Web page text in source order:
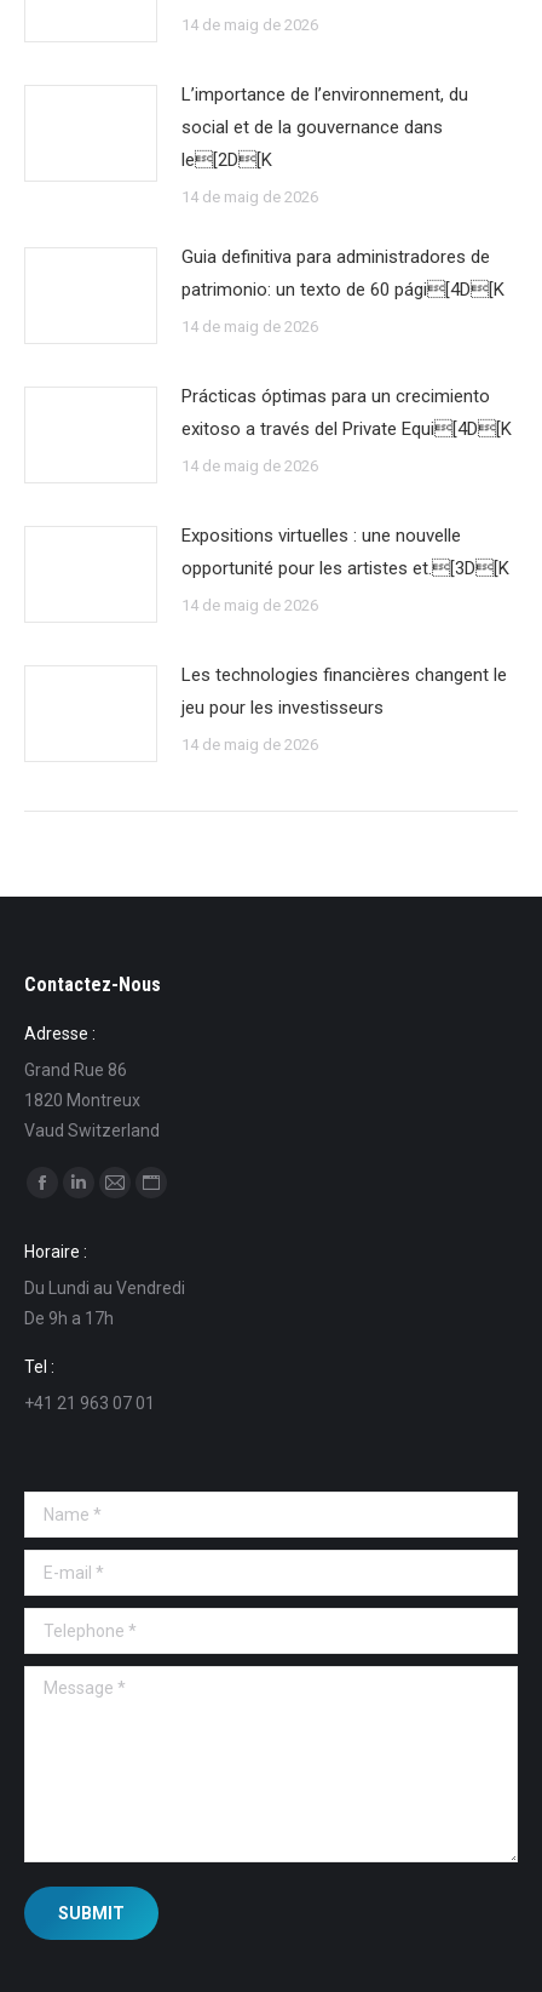
14 de maig de 2026
L’importance de l’environnement, du
social et de la gouvernance dans
le[2D[K
14 de maig de 2026
Guia definitiva para administradores de
patrimonio: un texto de 60 pági[4D[K
14 de maig de 2026
Prácticas óptimas para un crecimiento
exitoso a través del Private Equi[4D[K
14 de maig de 2026
Expositions virtuelles : une nouvelle
opportunité pour les artistes et.[3D[K
14 de maig de 2026
Les technologies financières changent le
jeu pour les investisseurs
14 de maig de 2026
Contactez-Nous
Adresse :
Grand Rue 86
1820 Montreux
Vaud Switzerland
Find us on:
opens
in
new
window
opens
in
new
in
in
Horaire :
Du Lundi au Vendredi
De 9h a 17h
Tel :
+41 21 963 07 01
Name *
E-mail *
Telephone *
Message *
SUBMIT